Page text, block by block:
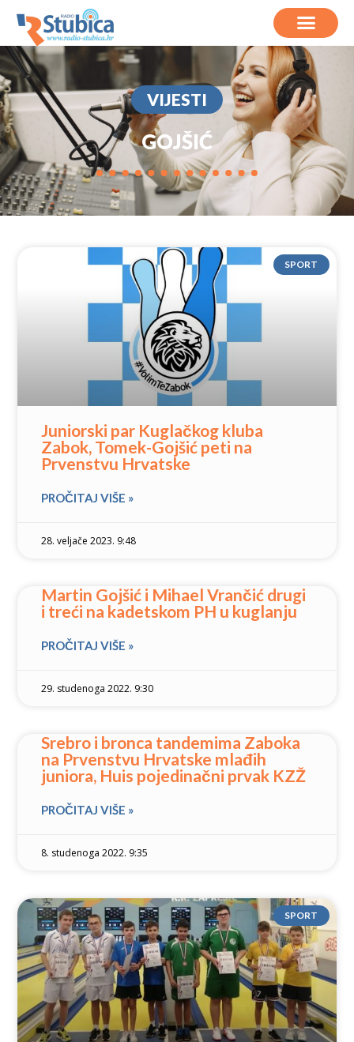
VIJESTI
GOJŠIĆ
SPORT
Juniorski par Kuglačkog kluba
Zabok, Tomek-Gojšić peti na
Prvenstvu Hrvatske
PROČITAJ VIŠE »
28. veljače 2023. 9:48
Martin Gojšić i Mihael Vrančić drugi
i treći na kadetskom PH u kuglanju
PROČITAJ VIŠE »
29. studenoga 2022. 9:30
Srebro i bronca tandemima Zaboka
na Prvenstvu Hrvatske mlađih
juniora, Huis pojedinačni prvak KZŽ
PROČITAJ VIŠE »
8. studenoga 2022. 9:35
SPORT